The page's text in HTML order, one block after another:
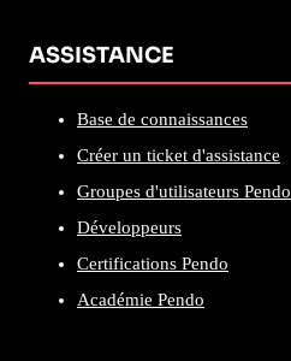
ASSISTANCE
Base de connaissances
Créer un ticket d'assistance
Groupes d'utilisateurs Pendo
Développeurs
Certifications Pendo
Académie Pendo